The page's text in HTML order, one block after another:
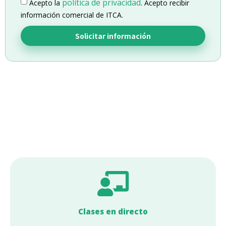
Acepto la política de privacidad. Acepto recibir
información comercial de ITCA.
Solicitar información
Clases en directo